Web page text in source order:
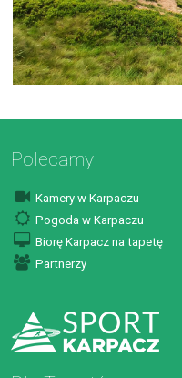
Polecamy
Kamery w Karpaczu
Pogoda w Karpaczu
Biorę Karpacz na tapetę
Partnerzy